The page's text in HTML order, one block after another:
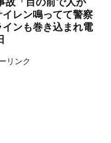
レン鳴ってて警察
ンも巻き込まれ電
リンク